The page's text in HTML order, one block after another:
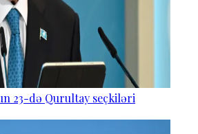
23-də Qurultay seçkiləri